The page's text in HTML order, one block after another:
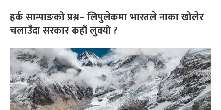
हर्क साम्पाङको प्रश्न– लिपुलेकमा भारतले नाका खोलेर
चलाउँदा सरकार कहाँ लुक्यो ?